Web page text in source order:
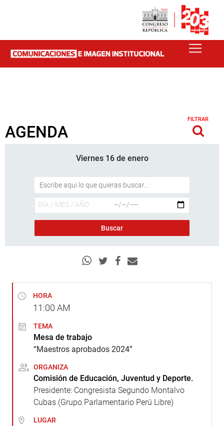
AGENDA
FILTRAR
Viernes 16 de enero
HORA
11:00 AM
TEMA
Mesa de trabajo
“Maestros aprobados 2024”
ORGANIZA
Comisión de Educación, Juventud y Deporte.
Presidente: Congresista Segundo Montalvo
Cubas (Grupo Parlamentario Perú Libre)
LUGAR